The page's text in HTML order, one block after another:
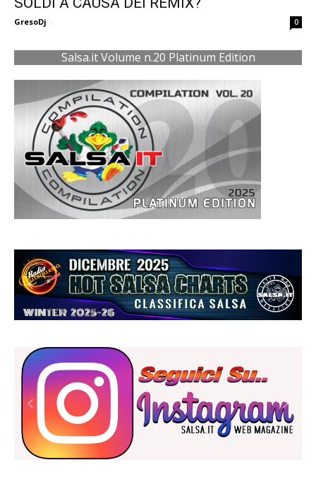
GresoDj - 0
Salsa.it Volume n.20 Platinum Edition